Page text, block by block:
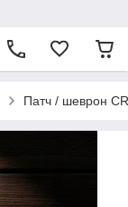
Патч / шеврон